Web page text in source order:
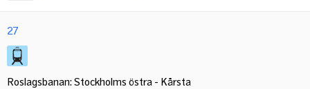
27
Roslagsbanan: Stockholms östra - Kårsta